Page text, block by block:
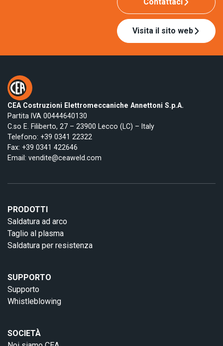
Visita il sito web
CEA Costruzioni Elettromeccaniche Annettoni S.p.A.
Partita IVA 00444640130
C.so E. Filiberto, 27 – 23900 Lecco (LC) – Italy
Telefono: +39 0341 22322
Fax: +39 0341 422646
Email: vendite@ceaweld.com
PRODOTTI
Saldatura ad arco
Taglio al plasma
Saldatura per resistenza
SUPPORTO
Supporto
Whistleblowing
SOCIETÀ